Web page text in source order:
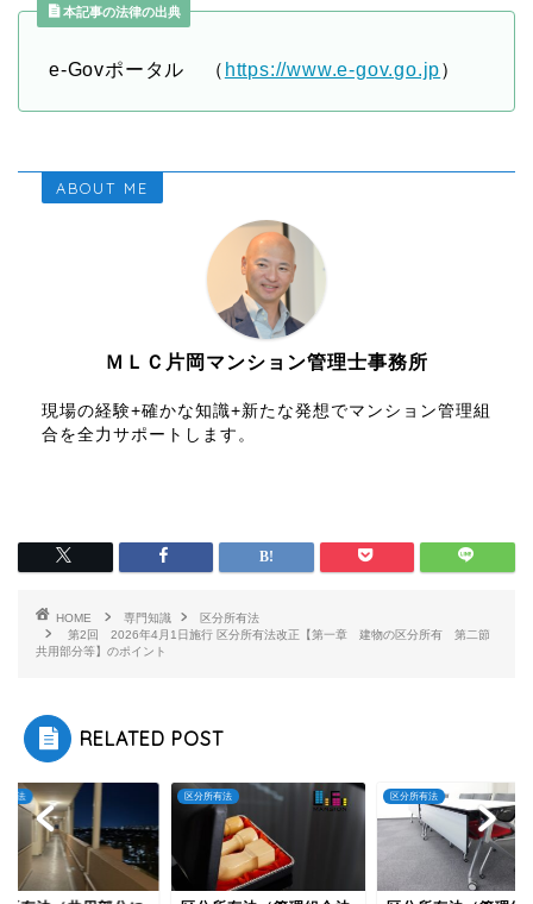
本記事の法律の出典
e-Govポータル （ https://www.e-gov.go.jp）
ABOUT ME
ＭＬＣ片岡マンション管理士事務所
現場の経験+確かな知識+新たな発想でマンション管理組
合を全力サポートします。
HOME 専門知識
区分所有法
第2回 2026年4月1日施行 区分所有法改正【第一章 建物の区分所有 第二節
共用部分等】のポイント
RELATED POST
有法 区分所有法 区分所有法